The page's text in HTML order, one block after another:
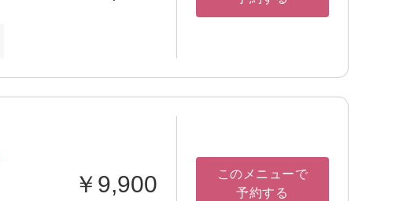
￥9,900
このメニューで
予約する